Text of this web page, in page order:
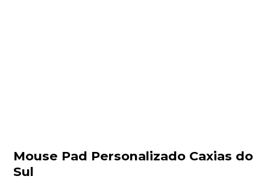
Mouse Pad Personalizado Caxias do
Sul